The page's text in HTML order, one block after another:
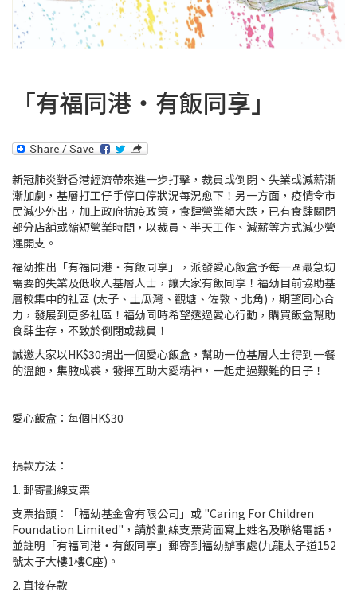
「有福同港‧有飯同享」
新冠肺炎對香港經濟帶來進一步打擊，裁員或倒閉、失業或減薪漸
漸加劇，基層打工仔手停口停狀況每況愈下！另一方面，疫情令市
民減少外出，加上政府抗疫政策，食肆營業額大跌，已有食肆關閉
部分店舖或縮短營業時間，以裁員、半天工作、減薪等方式減少營
運開支。
福幼推出「有福同港‧有飯同享」，派發愛心飯盒予每一區最急切
需要的失業及低收入基層人士，讓大家有飯同享！福幼目前協助基
層較集中的社區 (太子、土瓜灣、觀塘、佐敦、北角)，期望同心合
力，發展到更多社區！福幼同時希望透過愛心行動，購買飯盒幫助
食肆生存，不致於倒閉或裁員！
誠邀大家以HK$30捐出一個愛心飯盒，幫助一位基層人士得到一餐
的溫飽，集腋成裘，發揮互助大愛精神，一起走過艱難的日子！
愛心飯盒：每個HK$30
捐款方法：
1. 郵寄劃線支票
支票抬頭︰「福幼基金會有限公司」或 "Caring For Children
Foundation Limited"，請於劃線支票背面寫上姓名及聯絡電話，
並註明「有福同港‧有飯同享」郵寄到福幼辦事處(九龍太子道152
號太子大樓1樓C座)。
2. 直接存款